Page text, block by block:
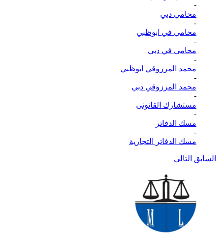
-
محامي دبي
-
محامي في ابوظبي
-
محامي في دبي
-
محمد المرزوقي ابوظبي
-
محمد المرزوقي دبي
-
مستشارك القانونى
-
مسك الدفاتر
-
مسك الدفاتر التجارية
السابق التالي